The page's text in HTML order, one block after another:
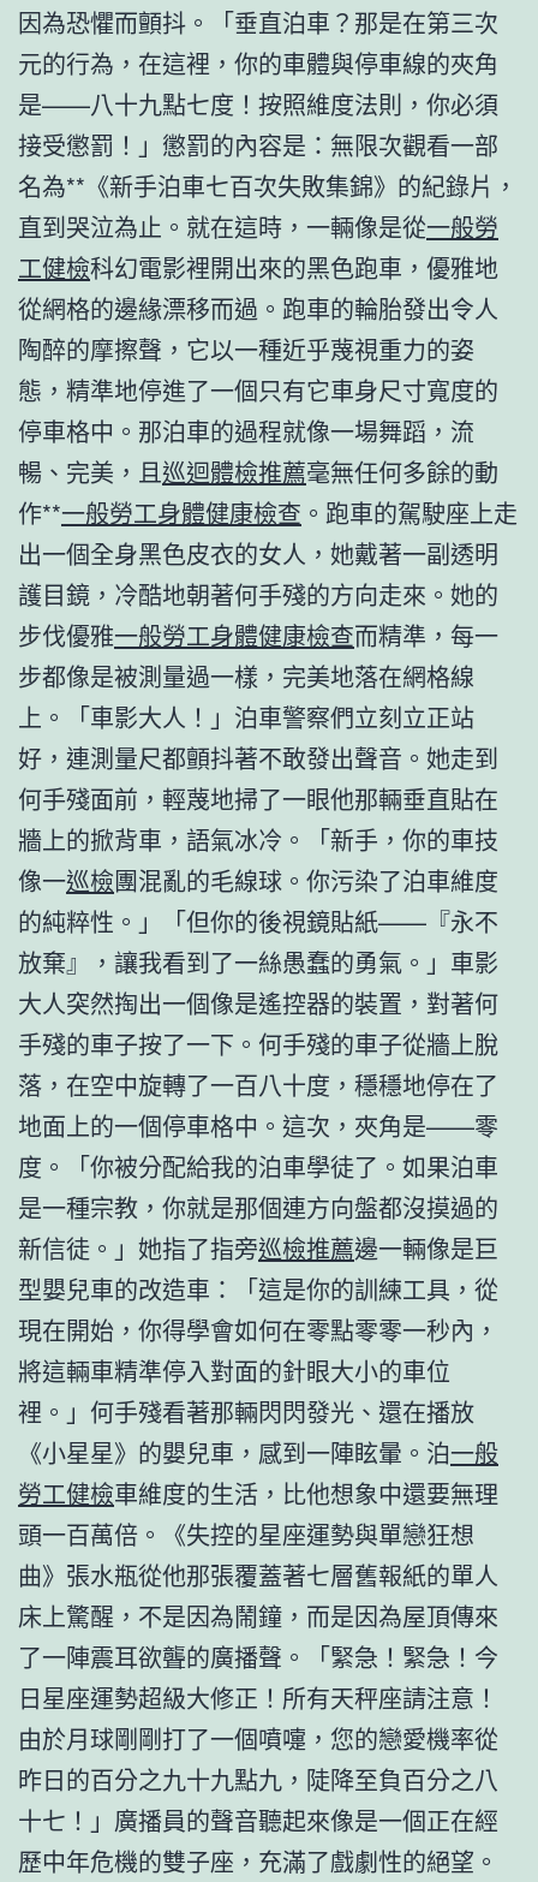
因為恐懼而顫抖。「垂直泊車？那是在第三次
元的行為，在這裡，你的車體與停車線的夾角
是——八十九點七度！按照維度法則，你必須
接受懲罰！」懲罰的內容是：無限次觀看一部
名為**《新手泊車七百次失敗集錦》的紀錄片，
直到哭泣為止。就在這時，一輛像是從一般勞
工健檢科幻電影裡開出來的黑色跑車，優雅地
從網格的邊緣漂移而過。跑車的輪胎發出令人
陶醉的摩擦聲，它以一種近乎蔑視重力的姿
態，精準地停進了一個只有它車身尺寸寬度的
停車格中。那泊車的過程就像一場舞蹈，流
暢、完美，且巡迴體檢推薦毫無任何多餘的動
作**一般勞工身體健康檢查 。跑車的駕駛座上走
出一個全身黑色皮衣的女人，她戴著一副透明
護目鏡，冷酷地朝著何手殘的方向走來。她的
步伐優雅一般勞工身體健康檢查而精準，每一
步都像是被測量過一樣，完美地落在網格線
上。「車影大人！」泊車警察們立刻立正站
好，連測量尺都顫抖著不敢發出聲音。她走到
何手殘面前，輕蔑地掃了一眼他那輛垂直貼在
牆上的掀背車，語氣冰冷。「新手，你的車技
像一巡檢團混亂的毛線球。你污染了泊車維度
的純粹性。」「但你的後視鏡貼紙——『永不
放棄』，讓我看到了一絲愚蠢的勇氣。」車影
大人突然掏出一個像是遙控器的裝置，對著何
手殘的車子按了一下。何手殘的車子從牆上脫
落，在空中旋轉了一百八十度，穩穩地停在了
地面上的一個停車格中。這次，夾角是——零
度。「你被分配給我的泊車學徒了。如果泊車
是一種宗教，你就是那個連方向盤都沒摸過的
新信徒。」她指了指旁巡檢推薦邊一輛像是巨
型嬰兒車的改造車：「這是你的訓練工具，從
現在開始，你得學會如何在零點零零一秒內，
將這輛車精準停入對面的針眼大小的車位
裡。」何手殘看著那輛閃閃發光、還在播放
《小星星》的嬰兒車，感到一陣眩暈。泊一般
勞工健檢車維度的生活，比他想象中還要無理
頭一百萬倍。《失控的星座運勢與單戀狂想
曲》張水瓶從他那張覆蓋著七層舊報紙的單人
床上驚醒，不是因為鬧鐘，而是因為屋頂傳來
了一陣震耳欲聾的廣播聲。「緊急！緊急！今
日星座運勢超級大修正！所有天秤座請注意！
由於月球剛剛打了一個噴嚏，您的戀愛機率從
昨日的百分之九十九點九，陡降至負百分之八
十七！」廣播員的聲音聽起來像是一個正在經
歷中年危機的雙子座，充滿了戲劇性的絕望。